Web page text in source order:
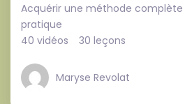
Acquérir une méthode
pratique
40 vidéos
30 leçons
Maryse Revolat